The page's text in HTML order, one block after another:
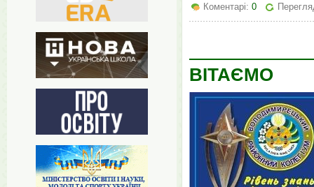
Коментарі: 0
ВІТАЄМО